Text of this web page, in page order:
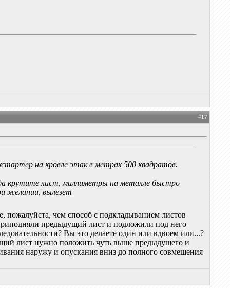
#17
на кровле этак в метрах 500 квадратов.
крутите лист, миллиметры на металле быстро
желании, вылезет
чем способ с подкладыванием листов
предыдущий лист и подложили под него
Вы это делаете один или вдвоем или...?
лист нужно положить чуть выше предыдущего и
наружу и опускания вниз до полного совмещения